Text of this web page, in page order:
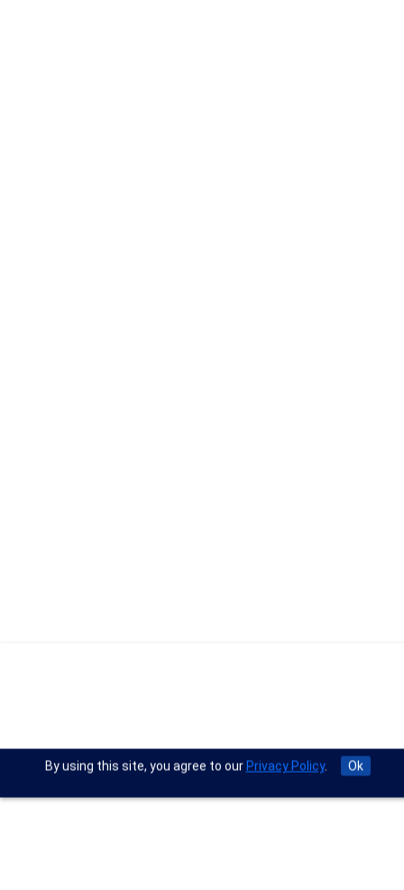
By using this site, you agree to our Privacy Policy. Ok